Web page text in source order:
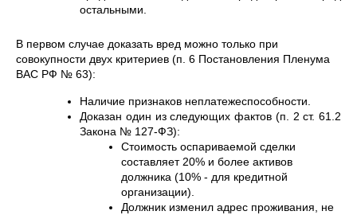
остальными.
В первом случае доказать вред можно только при
совокупности двух критериев (п. 6 Постановления Пленума
ВАС РФ № 63):
Наличие признаков неплатежеспособности.
Доказан один из следующих фактов (п. 2 ст. 61.2
Закона № 127-ФЗ):
Стоимость оспариваемой сделки
составляет 20% и более активов
должника (10% - для кредитной
организации).
Должник изменил адрес проживания, не